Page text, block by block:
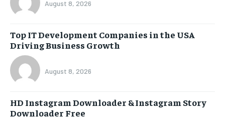
August 8, 2026
Top IT Development Companies in the USA
Driving Business Growth
August 8, 2026
HD Instagram Downloader & Instagram Story
Downloader Free